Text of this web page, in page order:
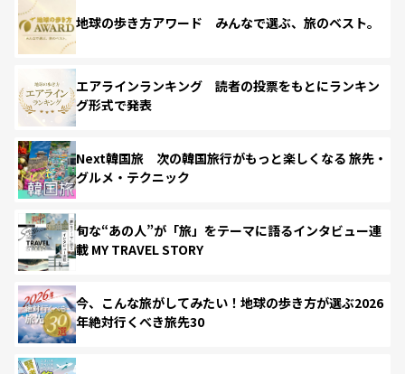
地球の歩き方アワード みんなで選ぶ、旅のベスト。
エアラインランキング 読者の投票をもとにランキン
グ形式で発表
Next韓国旅 次の韓国旅行がもっと楽しくなる 旅先・
グルメ・テクニック
旬な“あの人”が「旅」をテーマに語るインタビュー連
載 MY TRAVEL STORY
今、こんな旅がしてみたい！地球の歩き方が選ぶ2026
年絶対行くべき旅先30